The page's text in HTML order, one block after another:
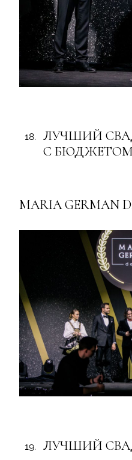
ЛУЧШИЙ
С БЮДЖЕТОМ
MARIA GERMAN
ЛУЧШИЙ